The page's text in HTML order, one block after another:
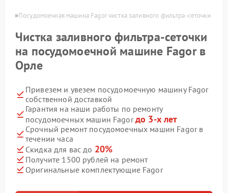
Посудомоечная машина Fagor чистка заливного фильтра-сеточки
Чистка заливного фильтра-сеточки
на посудомоечной машине Fagor в
Орле
Привезем и увезем посудомоечную машину Fagor
собственной доставкой
Гарантия на наши работы по ремонту
посудомоечных машин Fagorдо 3-х лет
Срочный ремонт посудомоечных машин Fagor в
течении часа
Скидка для вас до 20%
Получите 1500 рублей на ремонт
Оригинальные комплектующие Fagor